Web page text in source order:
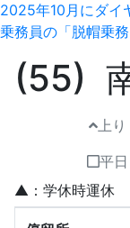
2025年10月にダイ
乗務員の「脱帽乗
(55)
上り
平日
▲：学休時運休